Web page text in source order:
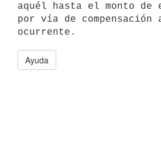
aquél hasta el monto de
por vía de compensación
Ayuda